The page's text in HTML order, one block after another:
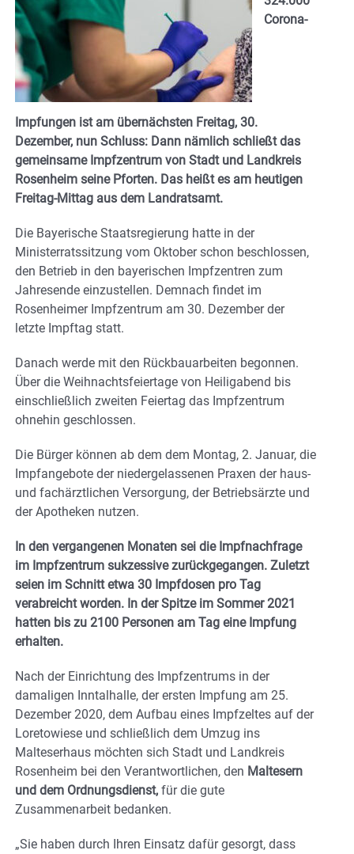
Corona-
Impfungen ist am übernächsten Freitag, 30.
Dezember, nun Schluss: Dann nämlich schließt das
gemeinsame Impfzentrum von Stadt und Landkreis
Rosenheim seine Pforten. Das heißt es am heutigen
Freitag-Mittag aus dem Landratsamt.
Die Bayerische Staatsregierung hatte in der
Ministerratssitzung vom Oktober schon beschlossen,
den Betrieb in den bayerischen Impfzentren zum
Jahresende einzustellen. Demnach findet im
Rosenheimer Impfzentrum am 30. Dezember der
letzte Impftag statt.
Danach werde mit den Rückbauarbeiten begonnen.
Über die Weihnachtsfeiertage von Heiligabend bis
einschließlich zweiten Feiertag das Impfzentrum
ohnehin geschlossen.
Die Bürger können ab dem dem Montag, 2. Januar, die
Impfangebote der niedergelassenen Praxen der haus-
und fachärztlichen Versorgung, der Betriebsärzte und
der Apotheken nutzen.
In den vergangenen Monaten sei die Impfnachfrage
im Impfzentrum sukzessive zurückgegangen. Zuletzt
seien im Schnitt etwa 30 Impfdosen pro Tag
verabreicht worden. In der Spitze im Sommer 2021
hatten bis zu 2100 Personen am Tag eine Impfung
erhalten.
Nach der Einrichtung des Impfzentrums in der
damaligen Inntalhalle, der ersten Impfung am 25.
Dezember 2020, dem Aufbau eines Impfzeltes auf der
Loretowiese und schließlich dem Umzug ins
Malteserhaus möchten sich Stadt und Landkreis
Rosenheim bei den Verantwortlichen, den Maltesern
und dem Ordnungsdienst, für die gute
Zusammenarbeit bedanken.
„Sie haben durch Ihren Einsatz dafür gesorgt, dass